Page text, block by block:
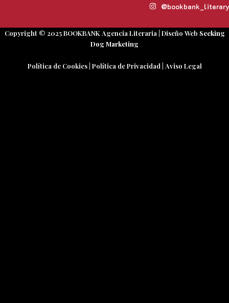
Copyright © 2025 BOOKBANK Agencia Literaria | Diseño Web Seeking
Dog Marketing
Política de Cookies| Política de Privacidad Aviso Legal